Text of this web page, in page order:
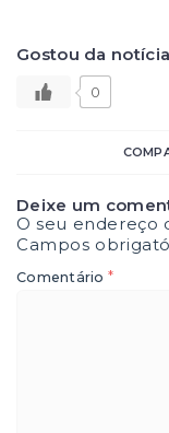
Gostou da
0
Deixe um
O seu endereço
Campos
Comentário *